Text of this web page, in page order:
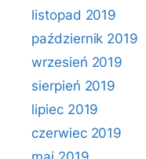
listopad 2019
październik 2019
wrzesień 2019
sierpień 2019
lipiec 2019
czerwiec 2019